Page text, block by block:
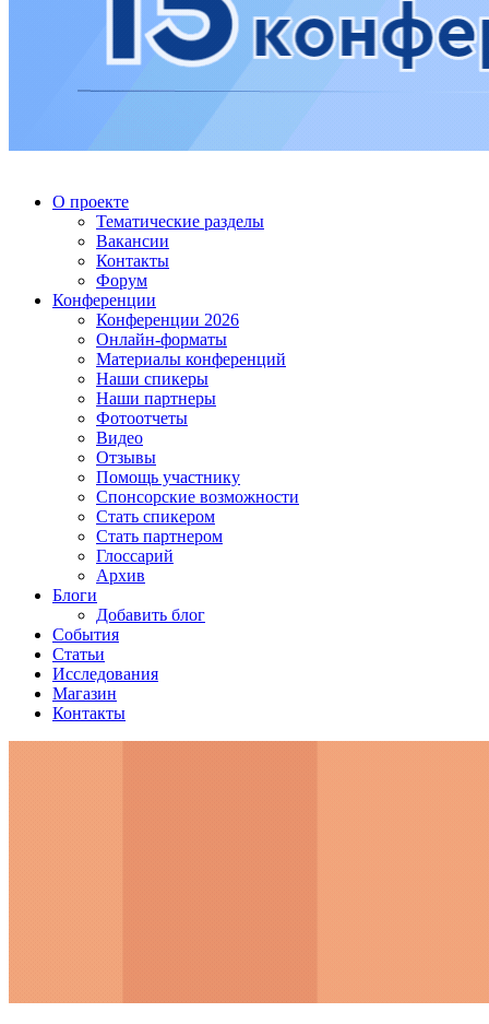
О проекте
Тематические разделы
Вакансии
Контакты
Форум
Конференции
Конференции 2026
Онлайн-форматы
Материалы конференций
Наши спикеры
Наши партнеры
Фотоотчеты
Видео
Отзывы
Помощь участнику
Спонсорские возможности
Стать спикером
Стать партнером
Глоссарий
Архив
Блоги
Добавить блог
События
Статьи
Исследования
Магазин
Контакты